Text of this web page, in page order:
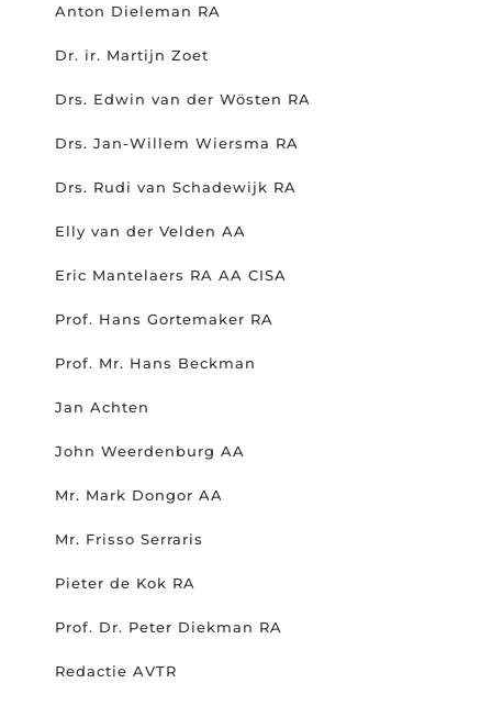
Anton Dieleman RA
Dr. ir. Martijn Zoet
Drs. Edwin van der Wösten RA
Drs. Jan-Willem Wiersma RA
Drs. Rudi van Schadewijk RA
Elly van der Velden AA
Eric Mantelaers RA AA CISA
Prof. Hans Gortemaker RA
Prof. Mr. Hans Beckman
Jan Achten
John Weerdenburg AA
Mr. Mark Dongor AA
Mr. Frisso Serraris
Pieter de Kok RA
Prof. Dr. Peter Diekman RA
Redactie AVTR